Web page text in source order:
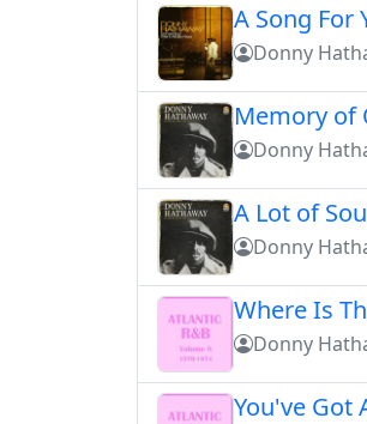
A Song For
Donny
Memory of
Donny
A Lot of
Donny
Where Is
Donny
You've Got